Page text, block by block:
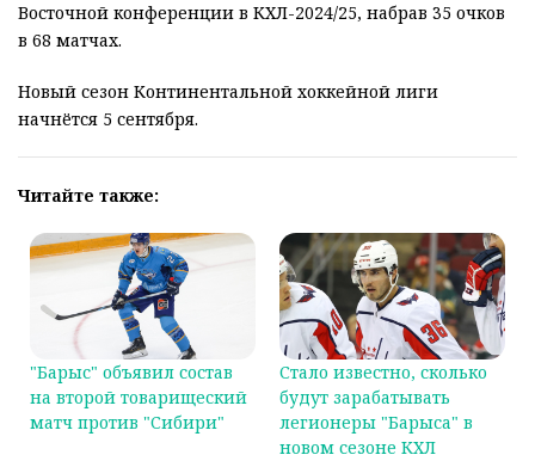
Восточной конференции в КХЛ-2024/25, набрав 35 очков
в 68 матчах.
Новый сезон Континентальной хоккейной лиги
начнётся 5 сентября.
Читайте также:
"Барыс" объявил состав
на второй товарищеский
матч против "Сибири"
Стало известно, сколько
будут зарабатывать
легионеры "Барыса" в
новом сезоне КХЛ